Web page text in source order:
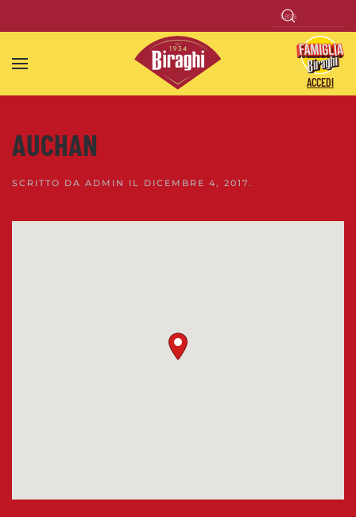
Skip to main content
ACCEDI
AUCHAN
SCRITTO DA ADMIN IL DICEMBRE 4, 2017.